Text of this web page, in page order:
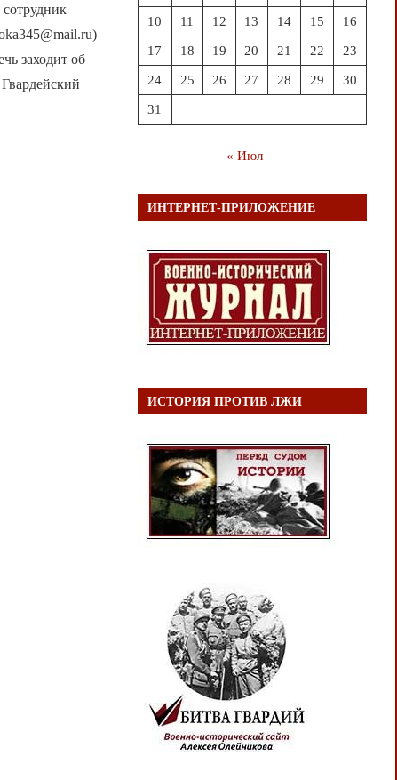
заходит об
10 11 12 13 14 15 16
17 18 19 20 21 22 23
24 25 26 27 28 29 30
31
« Июл
ИНТЕРНЕТ-ПРИЛОЖЕНИЕ
ИСТОРИЯ ПРОТИВ ЛЖИ